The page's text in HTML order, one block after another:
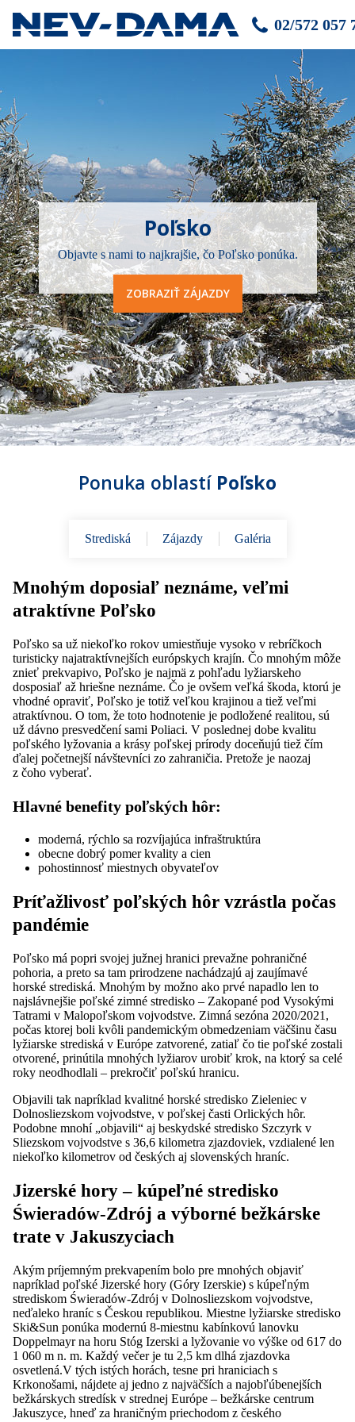
02/572 057
Poľsko
Objavte s nami to najkrajšie, čo Poľsko ponúka.
ZOBRAZIŤ ZÁJAZDY
Ponuka oblastí Poľsko
Strediská Zájazdy Galéria
Mnohým doposiaľ neznáme, veľmi
atraktívne Poľsko
Poľsko sa už niekoľko rokov umiestňuje vysoko v rebríčkoch
turisticky najatraktívnejších európskych krajín. Čo mnohým môže
znieť prekvapivo, Poľsko je najmä z pohľadu lyžiarskeho
dosposiaľ až hriešne neznáme. Čo je ovšem veľká škoda, ktorú je
vhodné opraviť, Poľsko je totiž veľkou krajinou a tiež veľmi
atraktívnou. O tom, že toto hodnotenie je podložené realitou, sú
už dávno presvedčení sami Poliaci. V poslednej dobe kvalitu
poľského lyžovania a krásy poľskej prírody doceňujú tiež čím
ďalej početnejší návštevníci zo zahraničia. Pretože je naozaj
z čoho vyberať.
Hlavné benefity poľských hôr:
moderná, rýchlo sa rozvíjajúca infraštruktúra
obecne dobrý pomer kvality a cien
pohostinnosť miestnych obyvateľov
Príťažlivosť poľských hôr vzrástla počas
pandémie
Poľsko má popri svojej južnej hranici prevažne pohraničné
pohoria, a preto sa tam prirodzene nachádzajú aj zaujímavé
horské strediská. Mnohým by možno ako prvé napadlo len to
najslávnejšie poľské zimné stredisko – Zakopané pod Vysokými
Tatrami v Malopoľskom vojvodstve. Zimná sezóna 2020/2021,
počas ktorej boli kvôli pandemickým obmedzeniam väčšinu času
lyžiarske strediská v Európe zatvorené, zatiaľ čo tie poľské zostali
otvorené, prinútila mnohých lyžiarov urobiť krok, na ktorý sa celé
roky neodhodlali – prekročiť poľskú hranicu.
Objavili tak napríklad kvalitné horské stredisko Zieleniec v
Dolnosliezskom vojvodstve, v poľskej časti Orlických hôr.
Podobne mnohí „objavili“ aj beskydské stredisko Szczyrk v
Sliezskom vojvodstve s 36,6 kilometra zjazdoviek, vzdialené len
niekoľko kilometrov od českých aj slovenských hraníc.
Jizerské hory – kúpeľné stredisko
Świeradów-Zdrój a výborné bežkárske
trate v Jakuszyciach
Akým príjemným prekvapením bolo pre mnohých objaviť
napríklad poľské Jizerské hory (Góry Izerskie) s kúpeľným
strediskom Świeradów-Zdrój v Dolnosliezskom vojvodstve,
neďaleko hraníc s Českou republikou. Miestne lyžiarske stredisko
Ski&Sun ponúka modernú 8-miestnu kabínkovú lanovku
Doppelmayr na horu Stóg Izerski a lyžovanie vo výške od 617 do
1 060 m n. m. Každý večer je tu 2,5 km dlhá zjazdovka
osvetlená.V tých istých horách, tesne pri hraniciach s
Krkonošami, nájdete aj jedno z najväčších a najobľúbenejších
bežkárskych stredísk v strednej Európe – bežkárske centrum
Jakuszyce, hneď za hraničným priechodom z českého